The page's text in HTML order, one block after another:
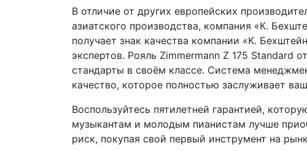
В отличие от других европейских
азиатского производства, компания «К.
получает знак качества компании «К.
экспертов. Рояль Zimmermann Z 175 Standard
стандарты в своём классе. Система
качество, которое полностью заслуживает
Воспользуйтесь пятилетней гарантией,
музыкантам и молодым пианистам лучше
риск, покупая свой первый инструмент на